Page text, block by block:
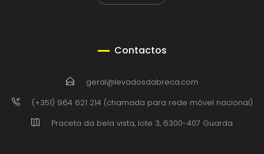
Contactos
geral@levadosdabreca.com
(+351) 964 621 214 (chamada para rede móvel nacional)
Praceta da bela vista, lote 3, 6300-407 Guarda